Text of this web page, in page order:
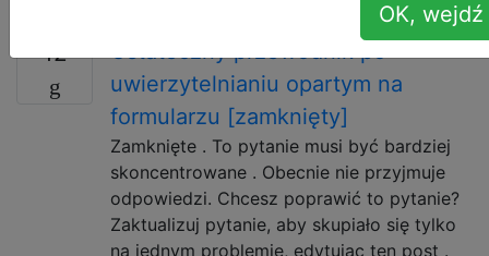
12
uwierzytelnianiu opartym na
formularzu [zamknięty]
Zamknięte . To pytanie musi być bardziej
skoncentrowane . Obecnie nie przyjmuje
odpowiedzi. Chcesz poprawić to pytanie?
Zaktualizuj pytanie, aby skupiało się tylko
na jednym problemie, edytując ten post .
OK,